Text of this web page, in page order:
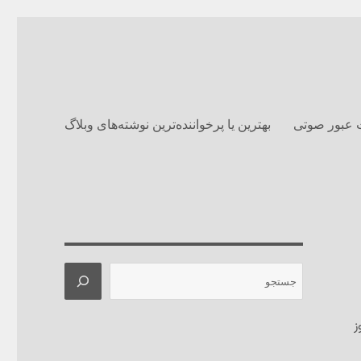
عبور صوتی بهترین یا پرخواننده‌ترین نوشته‌های وبلاگ‌